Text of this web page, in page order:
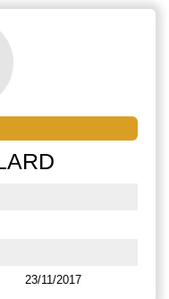
le fleuve et à
plage, la Résidence
20 appartements du
rénovés en 2015.
23/11/2017